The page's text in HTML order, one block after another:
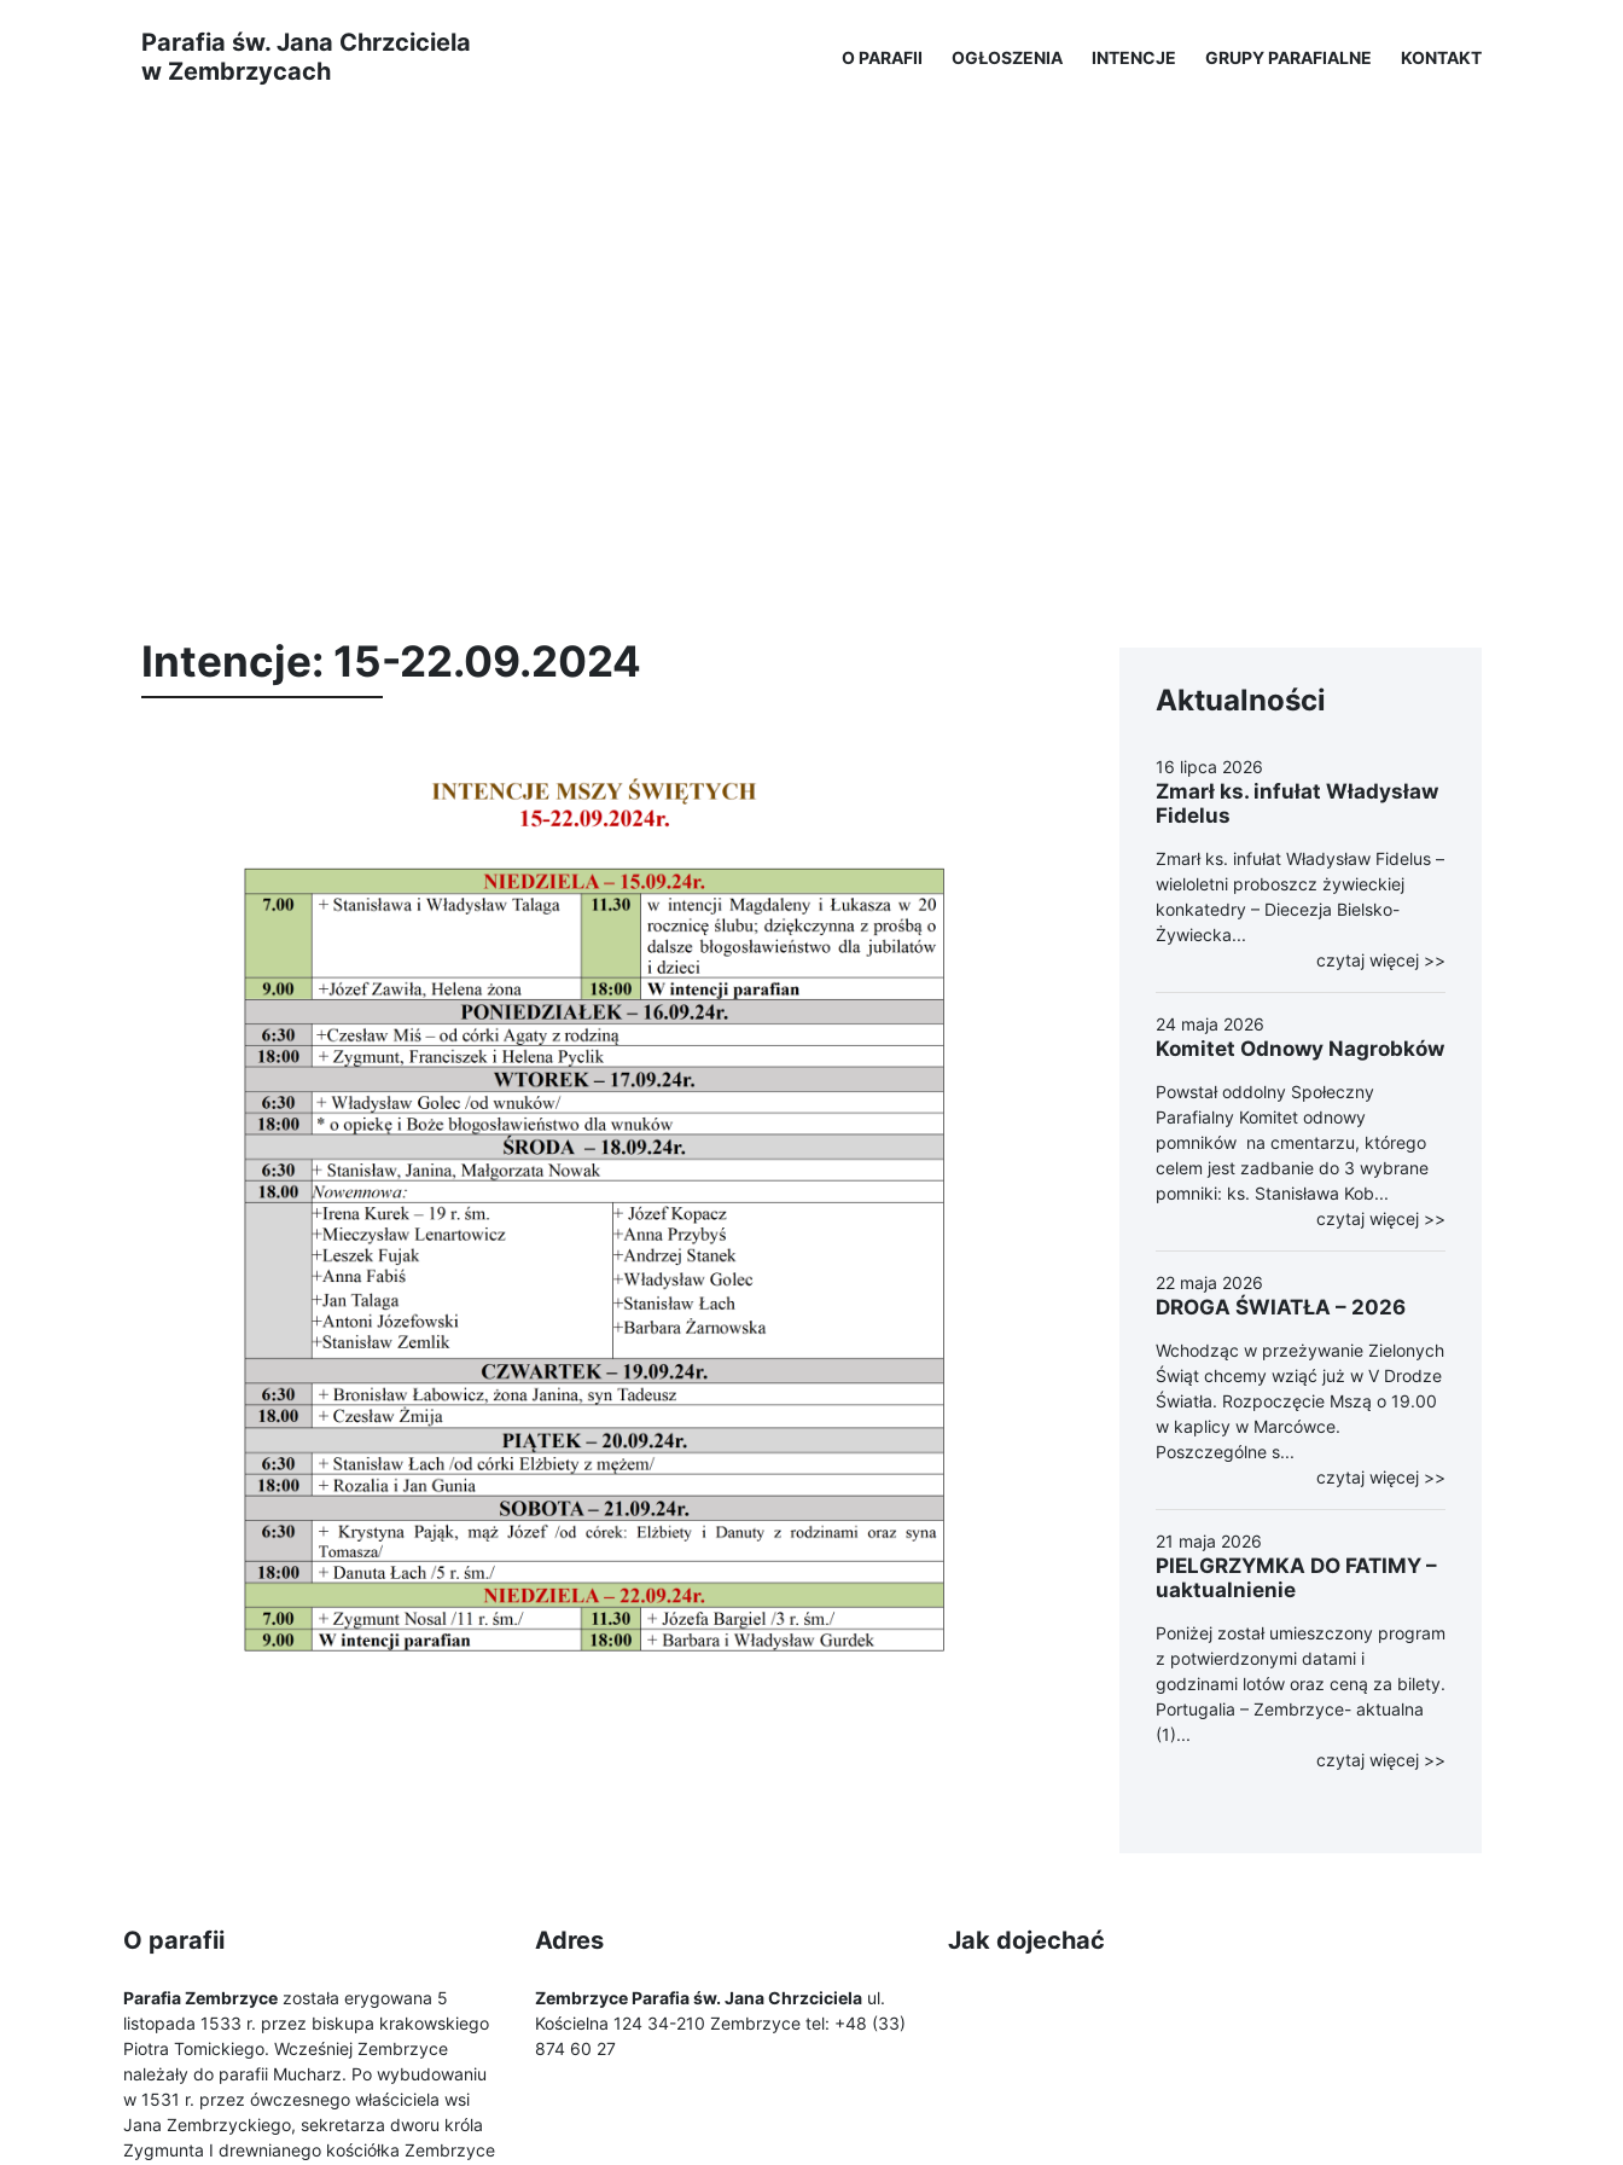
Parafia św. Jana Chrzciciela
w Zembrzycach
O PARAFII OGŁOSZENIA INTENCJE GRUPY PARAFIALNE KONTAKT
Intencje: 15-22.09.2024
Aktualności
16 lipca 2026
Zmarł ks. infułat Władysław
Fidelus
Zmarł ks. infułat Władysław Fidelus –
wieloletni proboszcz żywieckiej
konkatedry – Diecezja Bielsko-
Żywiecka...
czytaj więcej >>
24 maja 2026
Komitet Odnowy Nagrobków
Powstał oddolny Społeczny
Parafialny Komitet odnowy
pomników na cmentarzu, którego
celem jest zadbanie do 3 wybrane
pomniki: ks. Stanisława Kob...
czytaj więcej >>
22 maja 2026
DROGA ŚWIATŁA – 2026
Wchodząc w przeżywanie Zielonych
Świąt chcemy wziąć już w V Drodze
Światła. Rozpoczęcie Mszą o 19.00
w kaplicy w Marcówce.
Poszczególne s...
czytaj więcej >>
21 maja 2026
PIELGRZYMKA DO FATIMY –
uaktualnienie
Poniżej został umieszczony program
z potwierdzonymi datami i
godzinami lotów oraz ceną za bilety.
Portugalia – Zembrzyce- aktualna
(1)...
czytaj więcej >>
O parafii
Parafia Zembrzyce została erygowana 5
listopada 1533 r. przez biskupa krakowskiego
Piotra Tomickiego. Wcześniej Zembrzyce
należały do parafii Mucharz. Po wybudowaniu
w 1531 r. przez ówczesnego właściciela wsi
Jana Zembrzyckiego, sekretarza dworu króla
Zygmunta I drewnianego kościółka Zembrzyce
Adres
Zembrzyce Parafia św. Jana Chrzciciela ul.
Kościelna 124 34-210 Zembrzyce tel: +48 (33)
874 60 27
Jak dojechać